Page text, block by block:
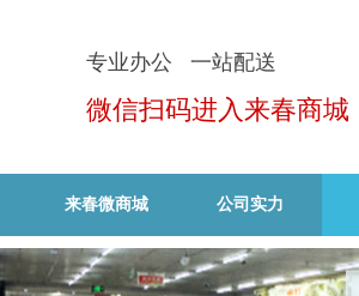
专业办公 一站配送
微信扫码进入来春商城
来春微商城 公司实力